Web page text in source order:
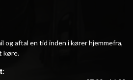
og aftal en tid inden i kører hjemmefra,
køre.